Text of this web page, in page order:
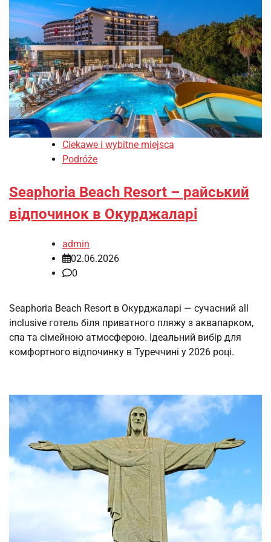
Ciekawe i wybitne miejsca
Podróże
Seaphoria Beach Resort – райський
відпочинок в Окурджаларі
admin
02.06.2026
0
Seaphoria Beach Resort в Окурджаларі — сучасний all
inclusive готель біля приватного пляжу з аквапарком,
спа та сімейною атмосферою. Ідеальний вибір для
комфортного відпочинку в Туреччині у 2026 році.